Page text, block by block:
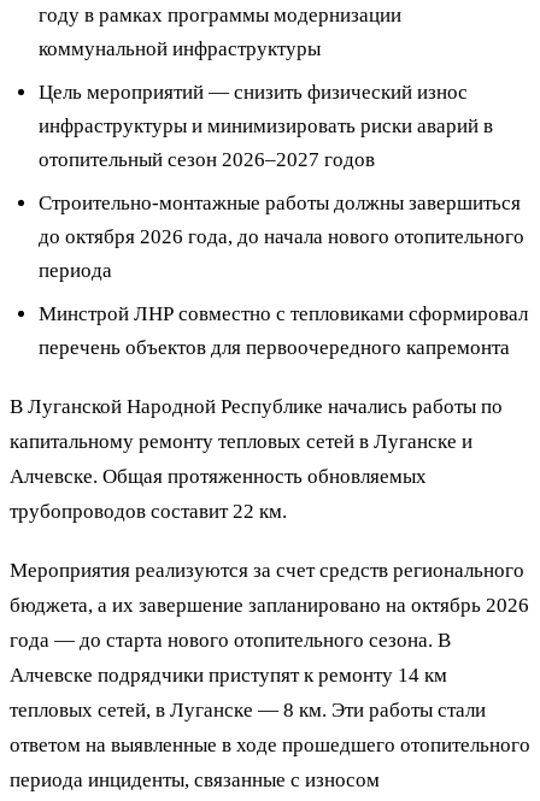
году в рамках программы модернизации
коммунальной инфраструктуры
Цель мероприятий — снизить физический износ
инфраструктуры и минимизировать риски аварий в
отопительный сезон 2026–2027 годов
Строительно-монтажные работы должны завершиться
до октября 2026 года, до начала нового отопительного
периода
Минстрой ЛНР совместно с тепловиками сформировал
перечень объектов для первоочередного капремонта
В Луганской Народной Республике начались работы по
капитальному ремонту тепловых сетей в Луганске и
Алчевске. Общая протяженность обновляемых
трубопроводов составит 22 км.
Мероприятия реализуются за счет средств регионального
бюджета, а их завершение запланировано на октябрь 2026
года — до старта нового отопительного сезона. В
Алчевске подрядчики приступят к ремонту 14 км
тепловых сетей, в Луганске — 8 км. Эти работы стали
ответом на выявленные в ходе прошедшего отопительного
периода инциденты, связанные с износом